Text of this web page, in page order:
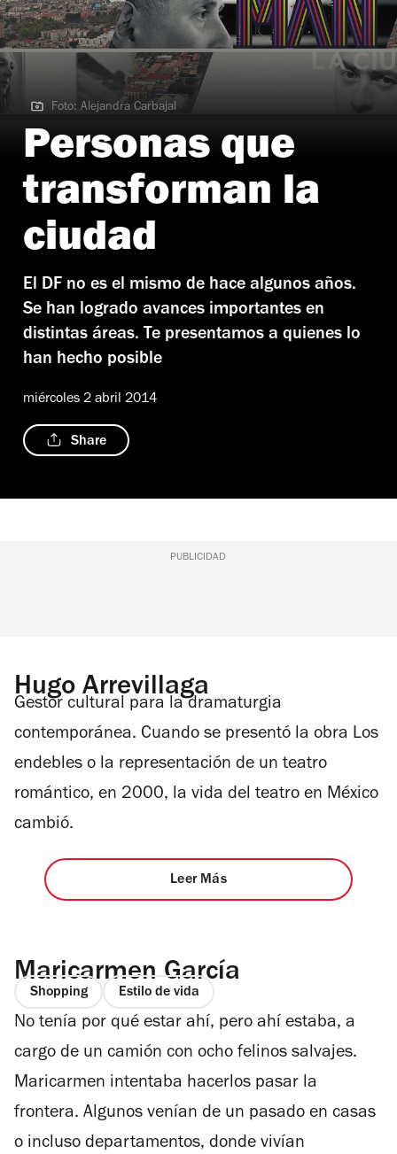
Foto: Alejandra Carbajal
Foto: Alejandra Carbajal
Personas que
transforman la
ciudad
El DF no es el mismo de hace algunos años.
Se han logrado avances importantes en
distintas áreas. Te presentamos a quienes lo
han hecho posible
miércoles 2 abril 2014
Share
PUBLICIDAD
Hugo Arrevillaga
Gestor cultural para la dramaturgia
contemporánea. Cuando se presentó la obra Los
endebles o la representación de un teatro
romántico, en 2000, la vida del teatro en México
cambió.
Leer Más
Maricarmen García
Shopping Estilo de vida
No tenía por qué estar ahí, pero ahí estaba, a
cargo de un camión con ocho felinos salvajes.
Maricarmen intentaba hacerlos pasar la
frontera. Algunos venían de un pasado en casas
o incluso departamentos, donde vivían